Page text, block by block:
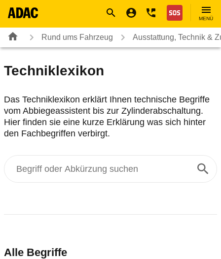
Nothilfe
MENÜ
Rund ums Fahrzeug Ausstattung, Technik &
Techniklexikon
Das Techniklexikon erklärt Ihnen technische Begriffe
vom Abbiegeassistent bis zur Zylinderabschaltung.
Hier finden sie eine kurze Erklärung was sich hinter
den Fachbegriffen verbirgt.
Alle Begriffe